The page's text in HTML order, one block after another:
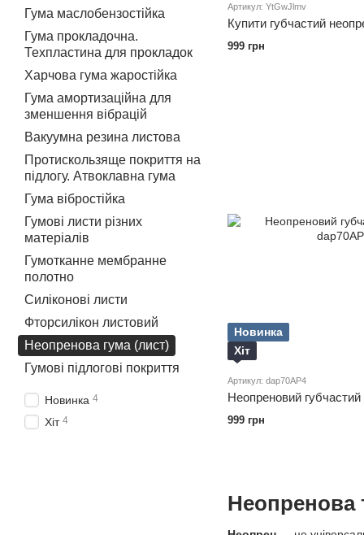
Неопренова
Артикул: YtGwJlmv
Купити губчастий
999 грн
Новинка
Хіт
Артикул: dap70AP4
Неопреновий
999 грн
Гума маслобензостійка
Гума прокладочна.
Техпластина для прокладок
Харчова гума жаростійка
Гума амортизаційна для
зменшення вібрацій
Вакуумна резина листова
Протискользяще покриття на
підлогу. Атвоклавна гума
Гума вібростійка
Гумові листи різних
матеріалів
Гумотканне мембранне
полотно
Силіконові листи
Фторсилікон листовий
Неопренова гума (лист)
Гумові підлогові покриття
Новинка 4
Хіт 4